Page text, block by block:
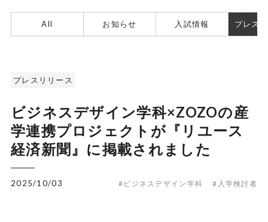
All お知らせ 入試情報 プレス
プレスリリース
ビジネスデザイン学科×ZOZOの産
学連携プロジェクトが『リユース
経済新聞』に掲載されました
2025/10/03 #ビジネスデザイン学科 #入学検討者